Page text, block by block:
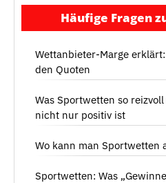
Häufige Fragen
Wettanbieter-Marge
den Quoten
Was Sportwetten so
nicht nur positiv ist
Wo kann man Sportwetten
Sportwetten: Was